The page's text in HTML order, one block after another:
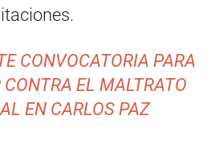
CONVOCATORIA PARA
EL MALTRATO
EN CARLOS PAZ